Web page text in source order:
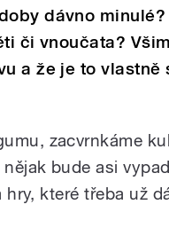
dávno
či vnoučata?
a že je to
zacvrnkáme
bude asi
hry, které třeba už